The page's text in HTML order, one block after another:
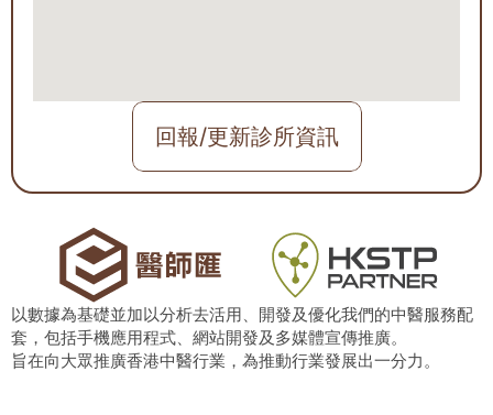
回報/更新診所資訊
以數據為基礎並加以分析去活用、開發及優化我們的中醫服務配
套，包括手機應用程式、網站開發及多媒體宣傳推廣。
旨在向大眾推廣香港中醫行業，為推動行業發展出一分力。